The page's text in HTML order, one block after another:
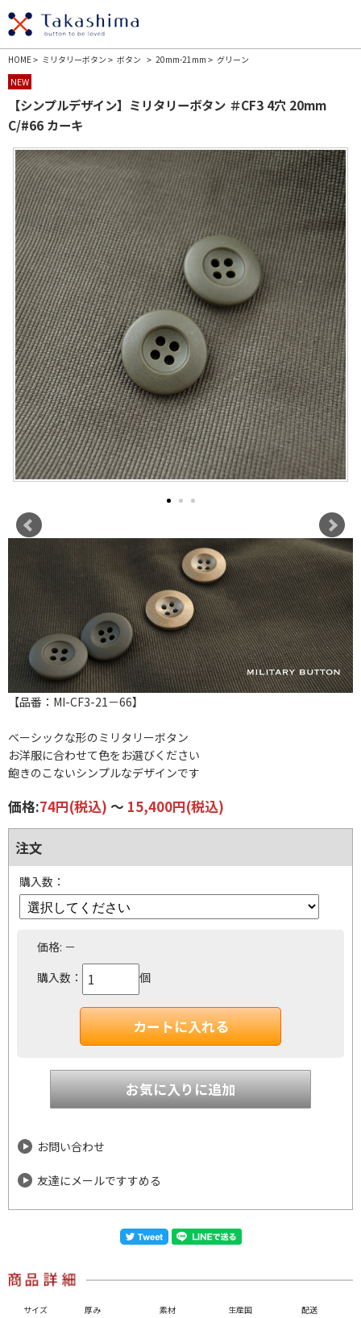
HOME> ミリタリーボタン > ボタン > 20mm-21mm > グリーン
NEW
【シンプルデザイン】ミリタリーボタン ＃CF3 4穴 20mm
C/#66 カーキ
【品番：MI-CF3-21－66】
ベーシックな形のミリタリーボタン
お洋服に合わせて色をお選びください
飽きのこないシンプルなデザインです
価格:74円(税込) ～ 15,400円(税込)
注文
購入数：
価格: －
購入数：
個
お問い合わせ
友達にメールですすめる
サイズ 厚み 素材 生産国
配送